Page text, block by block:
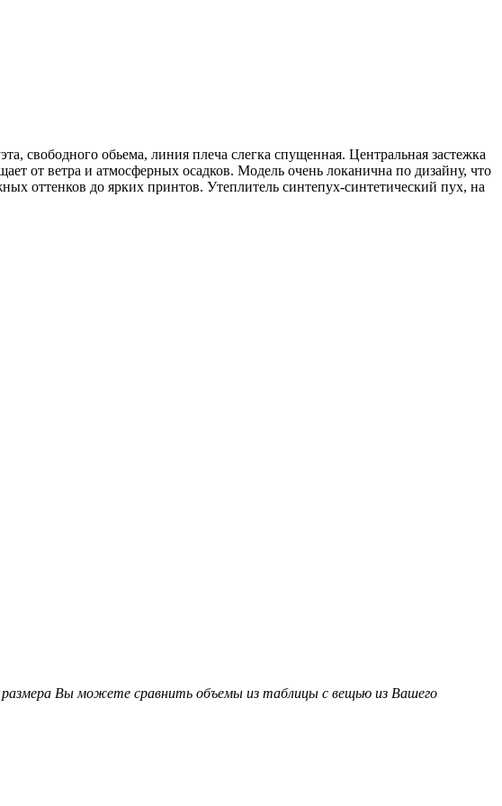
свободного обьема, линия плеча слегка спущенная. Центральная застежка
от ветра и атмосферных осадков. Модель очень локанична по дизайну, что
оттенков до ярких принтов. Утеплитель синтепух-синтетический пух, на
Вы можете сравнить объемы из таблицы с вещью из Вашего